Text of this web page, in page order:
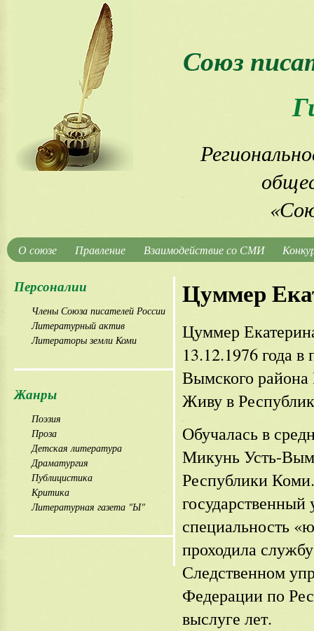
Союз
О союзе Правление Взаимодействие со СМИ
Персоналии
Члены Союза писателей России
Литературный актив
Литераторы земли Коми
Жанры
Поэзия
Проза
Детская литература
Драматургия
Публицистика
Критика
Литературная газета "Ы"
Цуммер
Цуммер
13.12.1976 года
Вымского
Живу в
Обучалась в
Микунь Усть-
Республики
специальность
проходила
Следственном
Федерации по
выслуге лет.